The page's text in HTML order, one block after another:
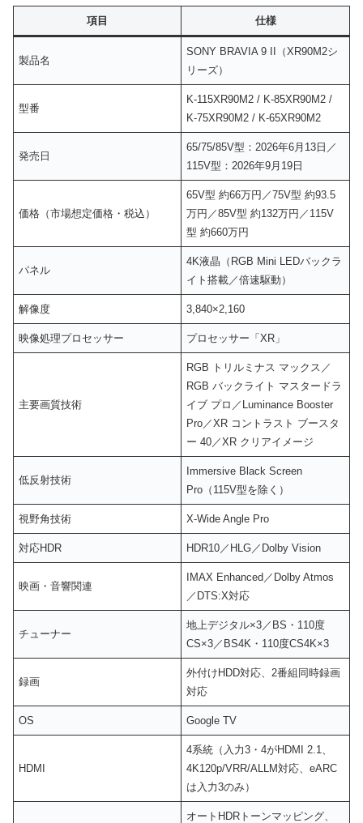
項目 仕様
製品名
SONY BRAVIA 9 II（XR90M2シ
リーズ）
型番
K-115XR90M2 / K-85XR90M2 /
K-75XR90M2 / K-65XR90M2
発売日
65/75/85V型：2026年6月13日／
115V型：2026年9月19日
価格（市場想定価格・税込）
65V型 約66万円／75V型 約93.5
万円／85V型 約132万円／115V
型 約660万円
パネル
4K液晶（RGB Mini LEDバックラ
イト搭載／倍速駆動）
解像度 3,840×2,160
映像処理プロセッサー プロセッサー「XR」
主要画質技術
RGB トリルミナス マックス／
RGB バックライト マスタードラ
イブ プロ／Luminance Booster
Pro／XR コントラスト ブースタ
ー 40／XR クリアイメージ
低反射技術
Immersive Black Screen
Pro（115V型を除く）
視野角技術 X-Wide Angle Pro
対応HDR HDR10／HLG／Dolby Vision
映画・音響関連
IMAX Enhanced／Dolby Atmos
／DTS:X対応
チューナー
地上デジタル×3／BS・110度
CS×3／BS4K・110度CS4K×3
録画
外付けHDD対応、2番組同時録画
対応
OS Google TV
HDMI
4系統（入力3・4がHDMI 2.1、
4K120p/VRR/ALLM対応、eARC
は入力3のみ）
オートHDRトーンマッピング、